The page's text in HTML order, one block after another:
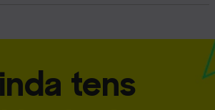
tens